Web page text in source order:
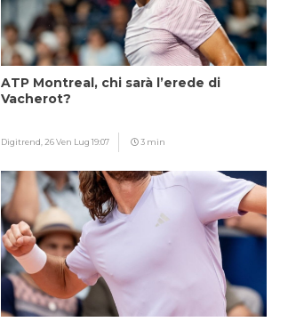
ATP Montreal, chi sarà l’erede di
Vacherot?
Digitrend, 26 Ven Lug 19:07 3 min